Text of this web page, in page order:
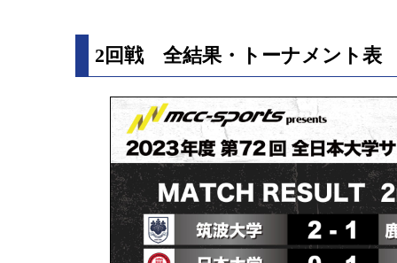
2回戦 全結果・トーナメント表